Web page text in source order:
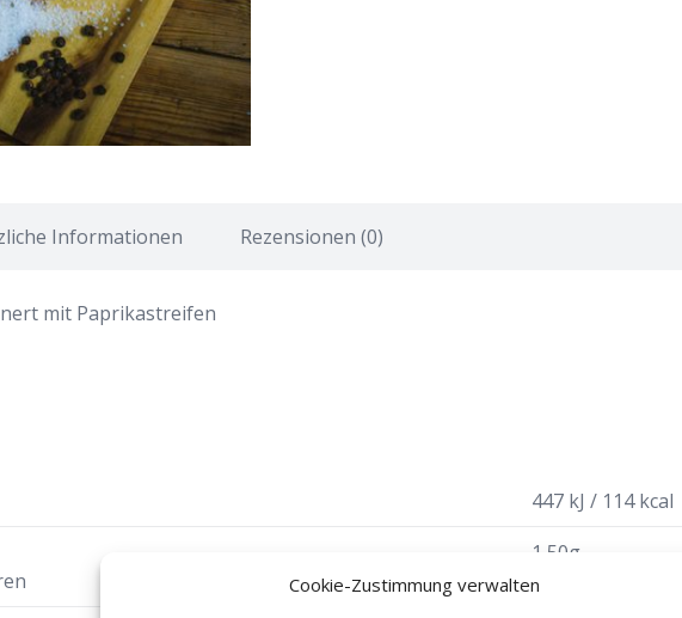
Cookie-Zustimmung verwalten
Informationen Rezensionen (0)
mit Paprikastreifen
447 kJ / 114 kcal
1,50g
–